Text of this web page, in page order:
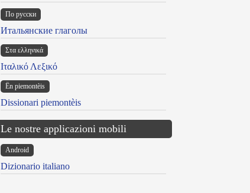
По русски
Итальянские глаголы
Στα ελληνικά
Ιταλικό Λεξικό
Ën piemontèis
Dissionari piemontèis
Le nostre applicazioni mobili
Android
Dizionario italiano